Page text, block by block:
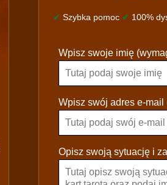
✔ Szybka pomoc ✔ 100%
l
a
s
e
a
Wpisz swoje imię
Wpisz swój adres e-mail
Opisz swoją sytuację i